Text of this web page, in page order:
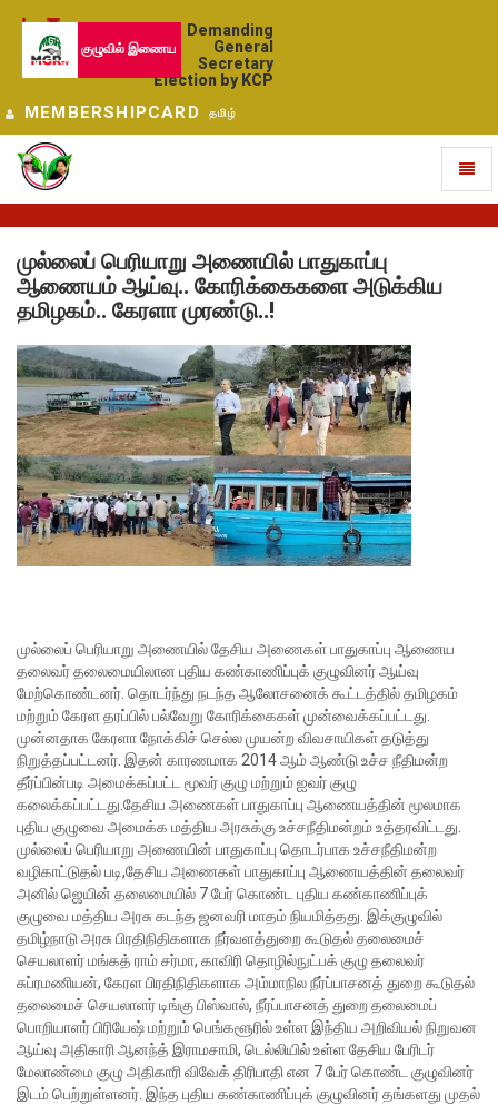
Demanding
General
Secretary
Election by KCP
MEMBERSHIPCARD தமிழ்
முல்லைப் பெரியாறு அணையில் பாதுகாப்பு
ஆணையம் ஆய்வு.. கோரிக்கைகளை அடுக்கிய
தமிழகம்.. கேரளா முரண்டு..!
முல்லைப் பெரியாறு அணையில் தேசிய அணைகள் பாதுகாப்பு ஆணைய
தலைவர் தலைமையிலான புதிய கண்காணிப்புக் குழுவினர் ஆய்வு
மேற்கொண்டனர். தொடர்ந்து நடந்த ஆலோசனைக் கூட்டத்தில் தமிழகம்
மற்றும் கேரள தரப்பில் பல்வேறு கோரிக்கைகள் முன்வைக்கப்பட்டது.
முன்னதாக கேரளா நோக்கிச் செல்ல முயன்ற விவசாயிகள் தடுத்து
நிறுத்தப்பட்டனர். இதன் காரணமாக 2014 ஆம் ஆண்டு உச்ச நீதிமன்ற
தீர்ப்பின்படி அமைக்கப்பட்ட மூவர் குழு மற்றும் ஐவர் குழு
கலைக்கப்பட்டது.தேசிய அணைகள் பாதுகாப்பு ஆணையத்தின் மூலமாக
புதிய குழுவை அமைக்க மத்திய அரசுக்கு உச்சநீதிமன்றம் உத்தரவிட்டது.
முல்லைப் பெரியாறு அணையின் பாதுகாப்பு தொடர்பாக உச்சநீதிமன்ற
வழிகாட்டுதல் படி,தேசிய அணைகள் பாதுகாப்பு ஆணையத்தின் தலைவர்
அனில் ஜெயின் தலைமையில் 7 பேர் கொண்ட புதிய கண்காணிப்புக்
குழுவை மத்திய அரசு கடந்த ஜனவரி மாதம் நியமித்தது. இக்குழுவில்
தமிழ்நாடு அரசு பிரதிநிதிகளாக நீர்வளத்துறை கூடுதல் தலைமைச்
செயலாளர் மங்கத் ராம் சர்மா, காவிரி தொழில்நுட்பக் குழு தலைவர்
சுப்ரமணியன், கேரள பிரதிநிதிகளாக அம்மாநில நீர்ப்பாசனத் துறை கூடுதல்
தலைமைச் செயலாளர் டிங்கு பிஸ்வால், நீர்ப்பாசனத் துறை தலைமைப்
பொறியாளர் பிரியேஷ் மற்றும் பெங்களூரில் உள்ள இந்திய அறிவியல் நிறுவன
ஆய்வு அதிகாரி ஆனந்த் இராமசாமி, டெல்லியில் உள்ள தேசிய பேரிடர்
மேலாண்மை குழு அதிகாரி விவேக் திரிபாதி என 7 பேர் கொண்ட குழுவினர்
இடம் பெற்றுள்ளனர். இந்த புதிய கண்காணிப்புக் குழுவினர் தங்களது முதல்
குழுவில் இணைய